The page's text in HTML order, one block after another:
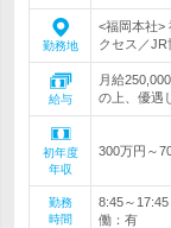
勤務地
<福岡本社>
クセス／JR
給与
月給
の上、優遇
初年度
年収
300万円～
勤務
時間
8:45～
働：有